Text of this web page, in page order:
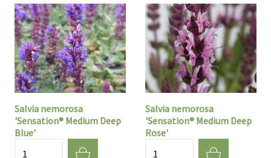
Salvia nemorosa
'Sensation® Medium Deep
Blue'
Salvia nemorosa
'Sensation® Medium Deep
Rose'